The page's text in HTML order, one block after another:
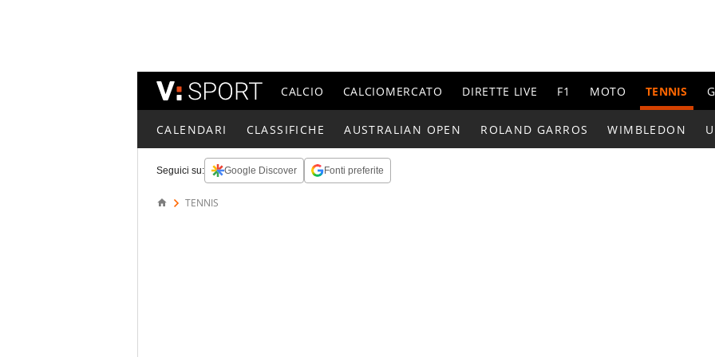
CALCIO CALCIOMERCATO DIRETTE LIVE F1 MOTO TENNIS
CALENDARI CLASSIFICHE AUSTRALIAN OPEN ROLAND GARROS WIMBLEDON
Seguici su: Google Discover Fonti preferite
TENNIS